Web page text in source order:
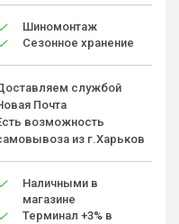
Шиномонтаж
Сезонное хранение
службой
Почта
возможность
из г.Харьков
Наличными в
магазине
Терминал +3% в